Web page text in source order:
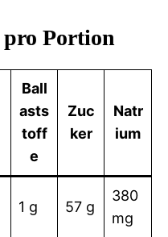
Portion
Ball
asts
toff
e
Zuc
ker
Natr
ium
1 g 57 g
380
mg